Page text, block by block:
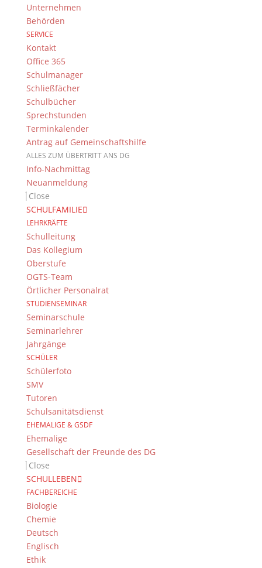
Unternehmen
Behörden
SERVICE
Kontakt
Office 365
Schulmanager
Schließfächer
Schulbücher
Sprechstunden
Terminkalender
Antrag auf Gemeinschaftshilfe
ALLES ZUM ÜBERTRITT ANS DG
Info-Nachmittag
Neuanmeldung
Close
SCHULFAMILIE
LEHRKRÄFTE
Schulleitung
Das Kollegium
Oberstufe
OGTS-Team
Örtlicher Personalrat
STUDIENSEMINAR
Seminarschule
Seminarlehrer
Jahrgänge
SCHÜLER
Schülerfoto
SMV
Tutoren
Schulsanitätsdienst
EHEMALIGE & GSDF
Ehemalige
Gesellschaft der Freunde des DG
Close
SCHULLEBEN
FACHBEREICHE
Biologie
Chemie
Deutsch
Englisch
Ethik